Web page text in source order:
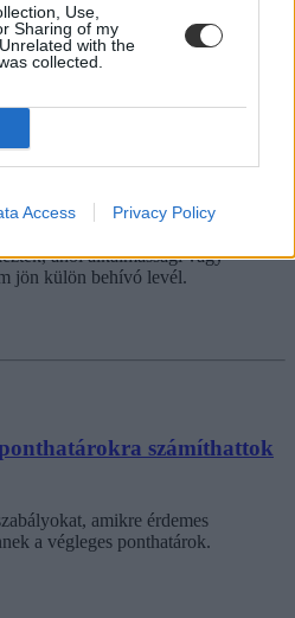
Use,
Sharing of my
with the
collected.
Access Privacy Policy
Nem kaptok külön behívót
ahol alkalmassági vagy
jön külön behívó levél.
számíthattok
amikre érdemes
a végleges ponthatárok.